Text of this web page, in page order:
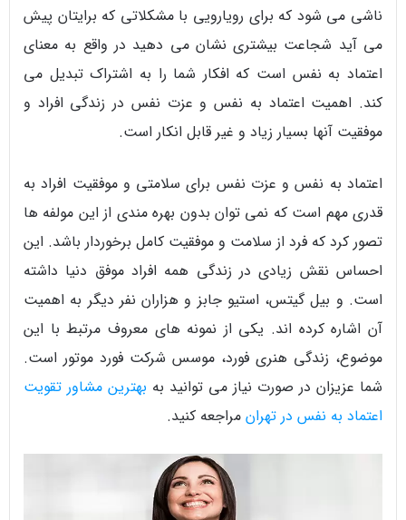
ناشی می شود که برای رویارویی با مشکلاتی که برایتان پیش
می آید شجاعت بیشتری نشان می دهید در واقع به معنای
اعتماد به نفس است که افکار شما را به اشتراک تبدیل می
کند. اهمیت اعتماد به نفس و عزت نفس در زندگی افراد و
موفقیت آنها بسیار زیاد و غیر قابل انکار است.
اعتماد به نفس و عزت نفس برای سلامتی و موفقیت افراد به
قدری مهم است که نمی توان بدون بهره مندی از این مولفه ها
تصور کرد که فرد از سلامت و موفقیت کامل برخوردار باشد. این
احساس نقش زیادی در زندگی همه افراد موفق دنیا داشته
است. و بیل گیتس، استیو جابز و هزاران نفر دیگر به اهمیت
آن اشاره کرده اند. یکی از نمونه های معروف مرتبط با این
موضوع، زندگی هنری فورد، موسس شرکت فورد موتور است.
شما عزیزان در صورت نیاز می توانید به بهترین مشاور تقویت
اعتماد به نفس در تهران مراجعه کنید.